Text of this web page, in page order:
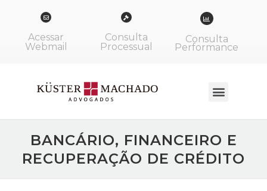
Acessar
Webmail
Consulta
Processual
Consulta
Performance
BANCÁRIO, FINANCEIRO E
RECUPERAÇÃO DE CRÉDITO